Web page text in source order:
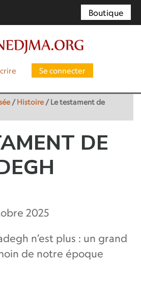
Boutique
Se connecter
/Histoire /Le testament de
DE
2025
n’est plus : un grand
de notre époque